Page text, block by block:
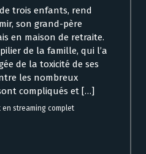
trois enfants, rend
son grand-père
en maison de retraite.
de la famille, qui l’a
de la toxicité de ses
les nombreux
compliqués et […]
en streaming complet